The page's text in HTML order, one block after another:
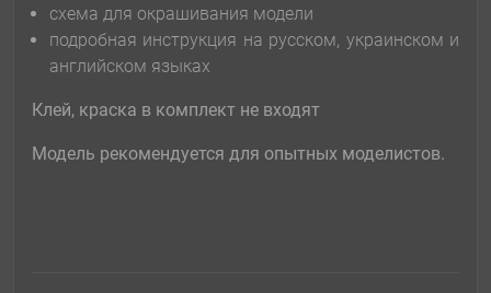
схема для окрашивания модели
подробная инструкция на русском, украинском и
английском языках
Клей, краска в комплект не входят
Модель рекомендуется для опытных моделистов.